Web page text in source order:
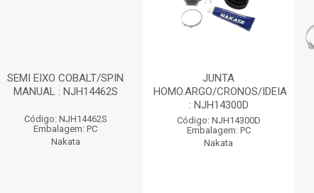
SEMI EIXO COBALT/SPIN
MANUAL : NJH14462S
Código: NJH14462S
Embalagem: PC
Nakata
JUNTA
HOMO.ARGO/CRONOS/IDEIA
: NJH14300D
Código: NJH14300D
Embalagem: PC
Nakata